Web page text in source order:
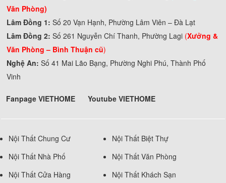
Văn Phòng)
Lâm Đồng 1:Số 20 Vạn Hạnh, Phường Lâm Viên – Đà Lạt
Lâm Đồng 2:Số 261 Nguyễn Chí Thanh, Phường Lagi (Xưởng &
Văn Phòng – Bình Thuận cũ)
Nghệ An: Số 41 Mai Lão Bạng, Phường Nghi Phú, Thành Phố
Vinh
Fanpage VIETHOME Youtube VIETHOME
Nội Thất Chung Cư
Nội Thất Biệt Thự
Nội Thất Nhà Phố
Nội Thất Văn Phòng
Nội Thất Cửa Hàng
Nội Thất Khách Sạn